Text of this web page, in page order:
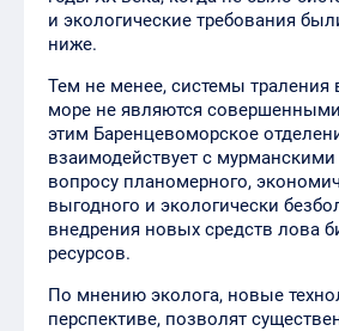
и экологические требования
ниже.
Тем не менее, системы траления
море не являются
этим Баренцевоморское
взаимодействует с
вопросу планомерного,
выгодного и экологически
внедрения новых средств лова
ресурсов.
По мнению эколога, новые
перспективе, позволят